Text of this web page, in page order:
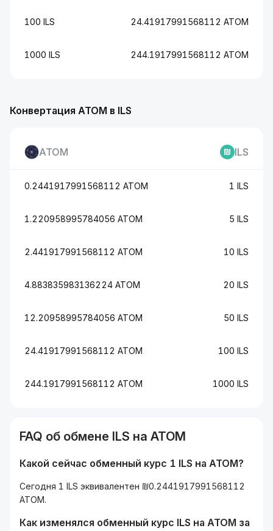
Конвертация ATOM в ILS
ATOM ILS
0.2441917991568112 ATOM 1 ILS
1.220958995784056 ATOM 5 ILS
2.441917991568112 ATOM 10 ILS
4.883835983136224 ATOM 20 ILS
12.20958995784056 ATOM 50 ILS
24.41917991568112 ATOM 100 ILS
244.1917991568112 ATOM 1000 ILS
100 ILS 24.41917991568112 ATOM
1000 ILS 244.1917991568112 ATOM
FAQ об обмене ILS на ATOM
Какой сейчас обменный курс 1 ILS на ATOM?
Сегодня 1 ILS эквивалентен ₪0.2441917991568112
ATOM.
Как изменялся обменный курс ILS на ATOM за